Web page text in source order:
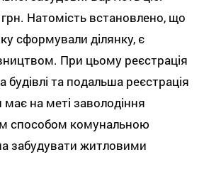
Натомість встановлено, що
сформували ділянку, є
При цьому реєстрація
будівлі та подальша реєстрація
має на меті заволодіння
способом комунальною
забудувати житловими